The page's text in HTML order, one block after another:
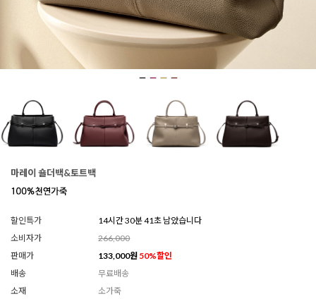
마레이 숄더백&토트백
할인특가
14시간 30분 39초 남았습니다
소비자가
266,000
판매가
133,000원 50%할인
배송
무료배송
소재
소가죽